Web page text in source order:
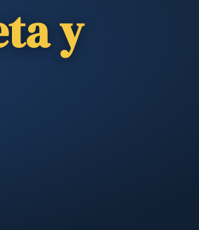
y